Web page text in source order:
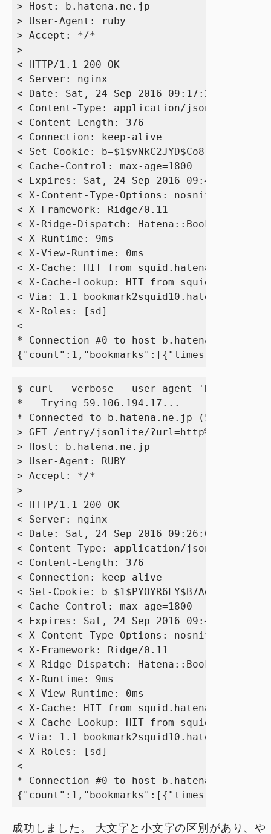
> Host: b.hatena.ne.jp
> User-Agent: ruby
> Accept: */*
>
< HTTP/1.1 200 OK
< Server: nginx
< Date: Sat, 24 Sep 2016 09:17:20 GMT
< Content-Type: application/json;
< Content-Length: 376
< Connection: keep-alive
< Set-Cookie:
< Cache-Control: max-age=1800
< Expires: Sat, 24 Sep 2016 09:41:38 GMT
< X-Content-Type-Options: nosniff
< X-Framework: Ridge/0.11
< X-Ridge-Dispatch:
< X-Runtime: 9ms
< X-View-Runtime: 0ms
< X-Cache: HIT from squid.hatena.ne.jp
< X-Cache-Lookup: HIT from
< Via: 1.1
< X-Roles: [sd]
<
* Connection #0 to host b.hatena.ne.jp
$ curl --verbose --user-agent 'RUBY' http://
*   Trying 59.106.194.17...
* Connected to b.hatena.ne.jp
> GET /entry/jsonlite/
> Host: b.hatena.ne.jp
> User-Agent: RUBY
> Accept: */*
>
< HTTP/1.1 200 OK
< Server: nginx
< Date: Sat, 24 Sep 2016 09:26:02 GMT
< Content-Type: application/json;
< Content-Length: 376
< Connection: keep-alive
< Set-Cookie:
< Cache-Control: max-age=1800
< Expires: Sat, 24 Sep 2016 09:41:38 GMT
< X-Content-Type-Options: nosniff
< X-Framework: Ridge/0.11
< X-Ridge-Dispatch:
< X-Runtime: 9ms
< X-View-Runtime: 0ms
< X-Cache: HIT from squid.hatena.ne.jp
< X-Cache-Lookup: HIT from
< Via: 1.1
< X-Roles: [sd]
<
* Connection #0 to host b.hatena.ne.jp
成功しました。 大文字と小文字の区別があり、や